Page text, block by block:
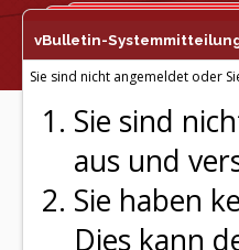
vBulletin-
Sie sind nicht angemeldet oder
Sie sind
aus und
Sie haben
Dies kann